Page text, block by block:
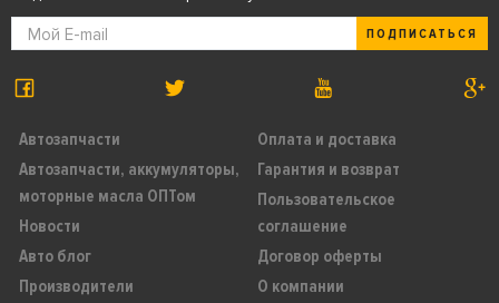
Автозапчасти
Автозапчасти, аккумуляторы,
моторные масла ОПТом
Новости
Авто блог
Производители
Оплата и доставка
Гарантия и возврат
Пользовательское
соглашение
Договор оферты
О компании
ПОДПИСАТЬСЯ